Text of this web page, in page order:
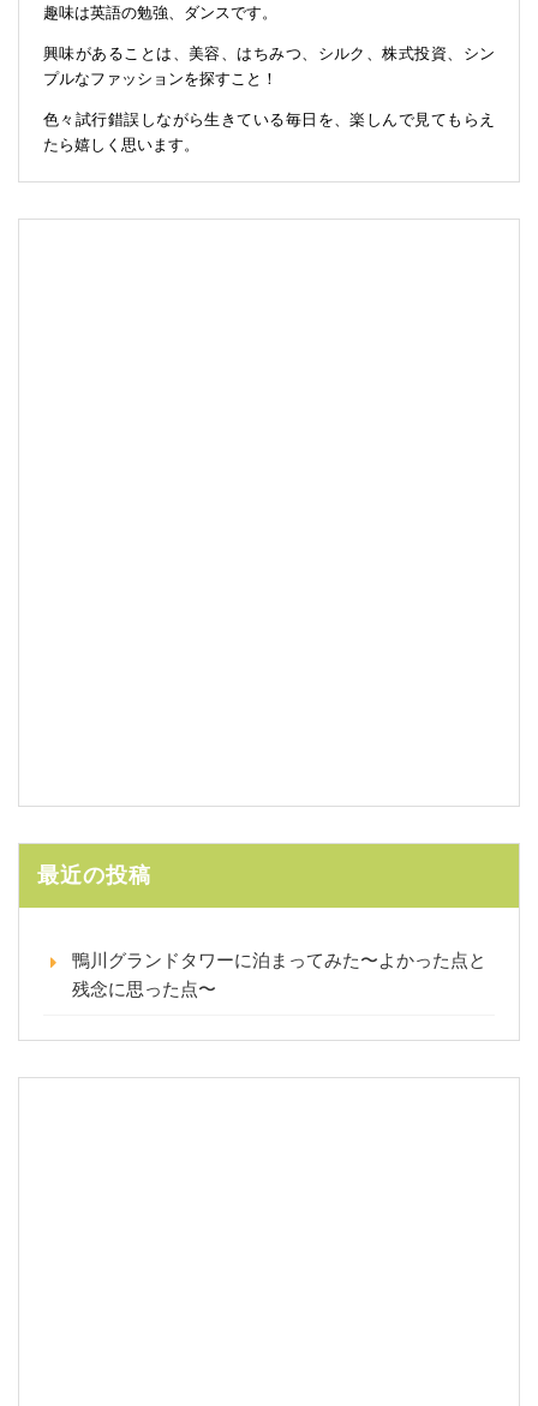
趣味は英語の勉強、ダンスです。
興味があることは、美容、はちみつ、シルク、株式投資、シン
プルなファッションを探すこと！
色々試行錯誤しながら生きている毎日を、楽しんで見てもらえ
たら嬉しく思います。
最近の投稿
鴨川グランドタワーに泊まってみた〜よかった点と
残念に思った点〜